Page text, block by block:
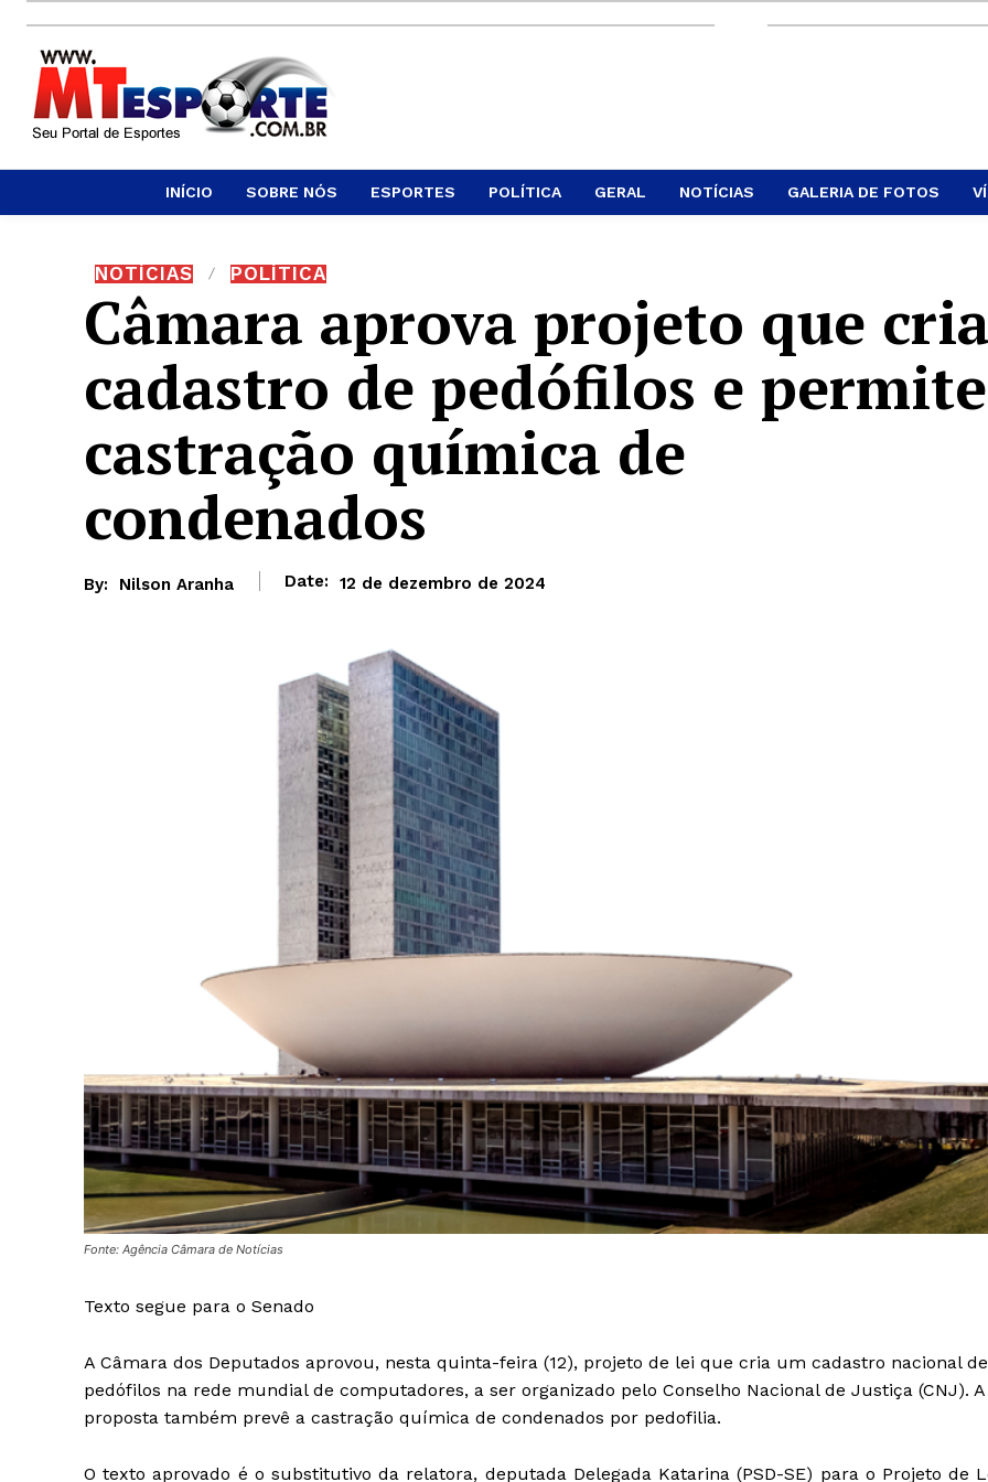
INÍCIO SOBRE NÓS ESPORTES POLÍTICA GERAL NOTÍCIAS GALERIA DE FOTOS
NOTÍCIAS POLÍTICA
Câmara aprova projeto que
cadastro de pedófilos e permite
castração química de
condenados
By: Nilson Aranha Date: 12 de dezembro de 2024
Fonte: Agência Câmara de Notícias
Texto segue para o Senado
A Câmara dos Deputados aprovou, nesta quinta-feira (12), projeto de lei que cria um cadastro nacional de
pedófilos na rede mundial de computadores, a ser organizado pelo Conselho Nacional de Justiça (CNJ). A
proposta também prevê a castração química de condenados por pedofilia.
O texto aprovado é osubstitutivo da relatora, deputada Delegada Katarina (PSD-SE) para o Projeto de